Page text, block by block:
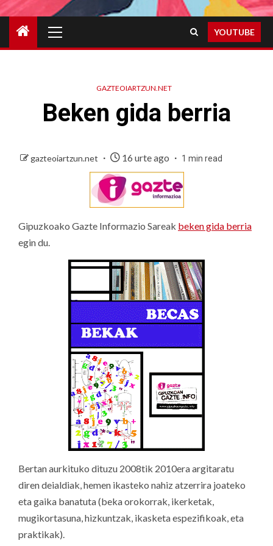
Menu
YOUTUBE
GAZTEOIARTZUN.NET
Beken gida berria
gazteoiartzun.net 16 urte ago 1 min read
Gipuzkoako Gazte Informazio Sareak beken gida berria
egin du.
Bertan aurkituko dituzu 2008tik 2010era argitaratu
diren deialdiak, hemen ikasteko nahiz atzerrira joateko
eta gaika banatuta (beka orokorrak, ikerketak,
mugikortasuna, hizkuntzak, ikasketa espezifikoak, eta
praktikak).